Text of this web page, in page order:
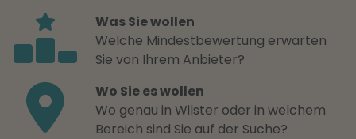
Was Sie wollen
Welche Mindestbewertung erwarten
Sie von Ihrem Anbieter?
Wo Sie es wollen
Wo genau in Wilster oder in welchem
Bereich sind Sie auf der Suche?